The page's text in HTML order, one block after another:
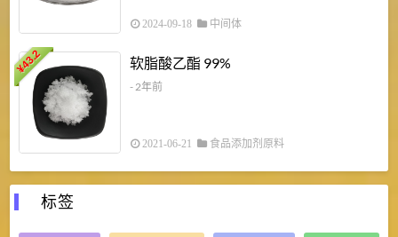
2024-09-18 中间体
¥
43.2 软脂酸乙酯 99%
- 2年前
2021-06-21 食品添加剂原料
标签